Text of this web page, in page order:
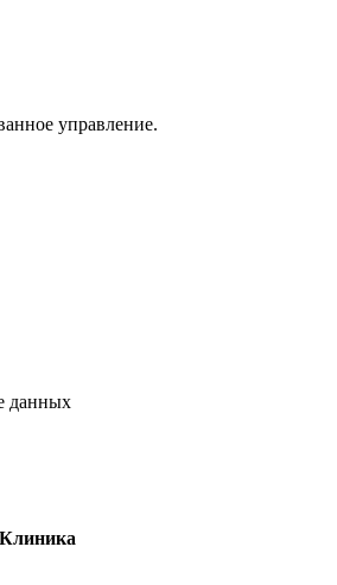
управление.
данных
Клиника